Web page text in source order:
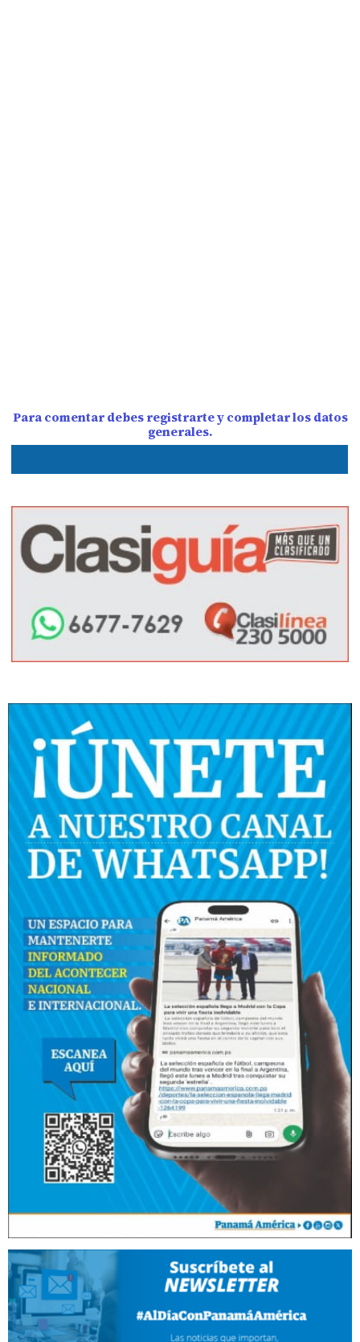
Para comentar debes registrarte y completar los datos
generales.